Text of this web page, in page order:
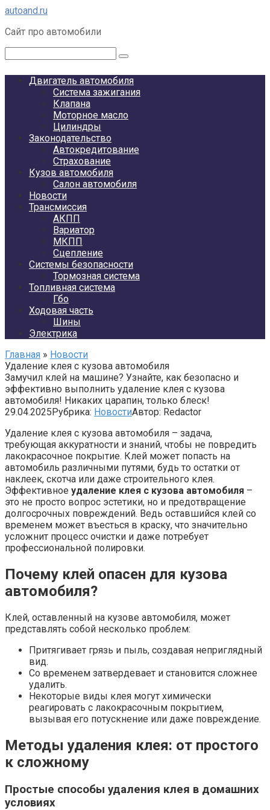
Перейти
контенту
autoand.ru
Сайт про автомобили
Двигатель автомобиля
Система зажигания
Клапана
Моторное масло
Цилиндры
Законодательство
Автокредитование
Страхование
Кузов автомобиля
Салон автомобиля
Новости
Трансмиссия
АКПП
Вариатор
МКПП
Сцепление
Системы безопасности
Тормозная система
Топливная система
Гбо
Ходовая часть
Шины
Электрика
Главная » Новости
Удаление клея с кузова автомобиля
Замучил клей на машине? Узнайте, как безопасно и
эффективно выполнить удаление клея с кузова
автомобиля! Никаких царапин, только блеск!
29.04.2025Рубрика: НовостиАвтор: Redactor
Удаление клея с кузова автомобиля – задача,
требующая аккуратности и знаний, чтобы не повредить
лакокрасочное покрытие. Клей может попасть на
автомобиль различными путями, будь то остатки от
наклеек, скотча или даже строительного клея.
Эффективное удаление клея с кузова автомобиля –
это не просто вопрос эстетики, но и предотвращение
долгосрочных повреждений. Ведь оставшийся клей со
временем может въесться в краску, что значительно
усложнит процесс очистки и даже потребует
профессиональной полировки.
Почему клей опасен для кузова
автомобиля?
Клей, оставленный на кузове автомобиля, может
представлять собой несколько проблем:
Притягивает грязь и пыль, создавая неприглядный
вид.
Со временем затвердевает и становится сложнее
удалить.
Некоторые виды клея могут химически
реагировать с лакокрасочным покрытием,
вызывая его потускнение или даже повреждение.
Методы удаления клея: от простого
к сложному
Простые способы удаления клея в домашних
условиях